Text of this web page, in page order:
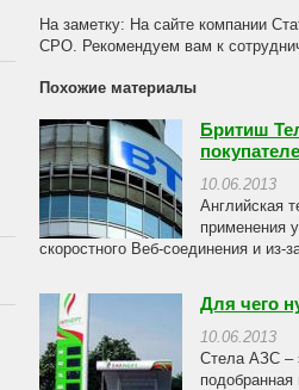
На заметку: На сайте компании
СРО. Рекомендуем вам к
Похожие материалы
Бритиш
10.06.2013
Английская
применения
скоростного Веб-соединения и
Для чего
10.06.2013
Стела АЗС –
подобранная